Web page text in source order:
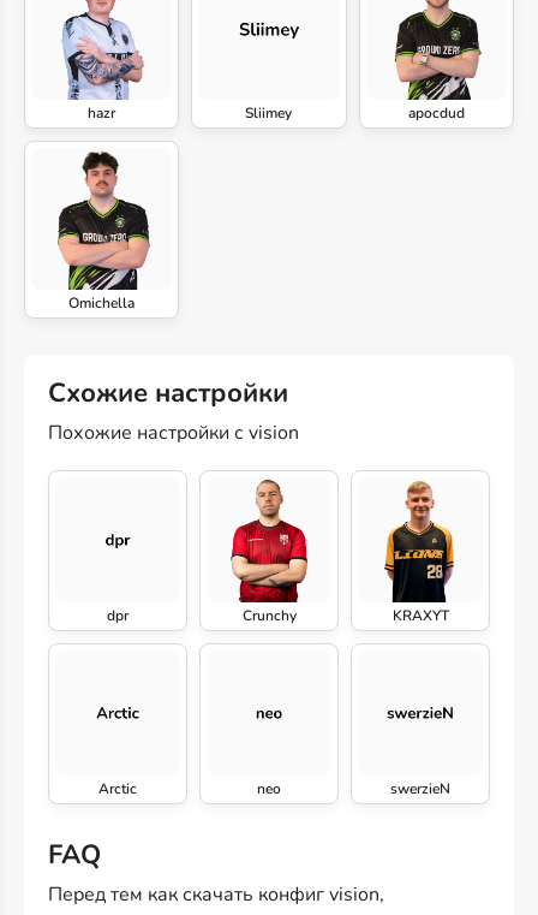
hazr Sliimey apocdud
Omichella
Схожие настройки
Похожие настройки с vision
dpr Crunchy KRAXYT
Arctic neo swerzieN
FAQ
Перед тем как скачать конфиг vision,